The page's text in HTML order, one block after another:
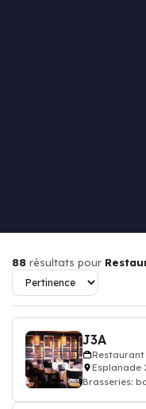
88 résultats pour
J3A
Restaurant
Esplanade
Brasseries: